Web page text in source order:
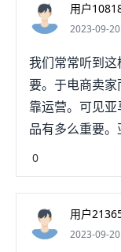
用户
2023-09-
我们常常听到
要。于电商卖
靠运营。可见
品有多么重要
台，其本质是
况且，亚马逊
个产品如果想
样的产品在上
购买。就目前
0
用户
2023-09-